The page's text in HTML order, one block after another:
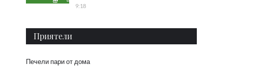
9:18
Приятели
Печели пари от дома